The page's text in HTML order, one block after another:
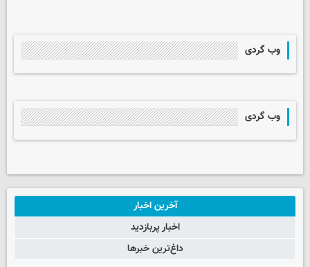
وب گردی
وب گردی
آخرین اخبار
اخبار پربازدید
داغ‌ترین خبرها